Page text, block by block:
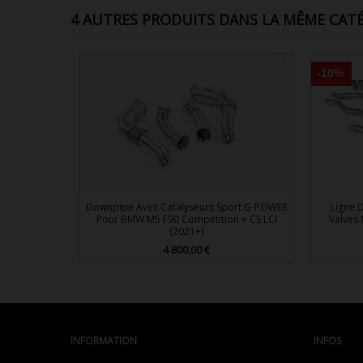
4 AUTRES PRODUITS DANS LA MÊME
Downpipe Avec Catalyseurs Sport G-POWER
Pour BMW M5 F90 Competition + CS LCI
(2021+)
Prix
4 800,00 €
Ligne
Valves
-10%
INFORMATION INFOS